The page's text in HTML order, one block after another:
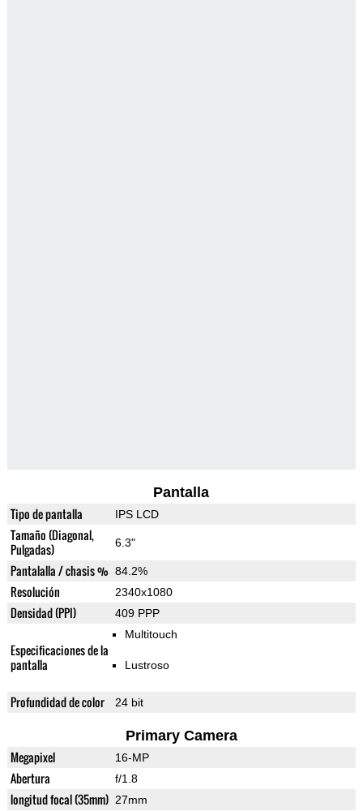
Pantalla
Tipo de pantalla IPS LCD
Tamaño (Diagonal,
Pulgadas)
6.3"
Pantalalla / chasis % 84.2%
Resolución 2340x1080
Densidad (PPI) 409 PPP
Especificaciones de la
pantalla
Multitouch
Lustroso
Profundidad de color 24 bit
Primary Camera
Megapixel 16-MP
Abertura f/1.8
longitud focal (35mm) 27mm